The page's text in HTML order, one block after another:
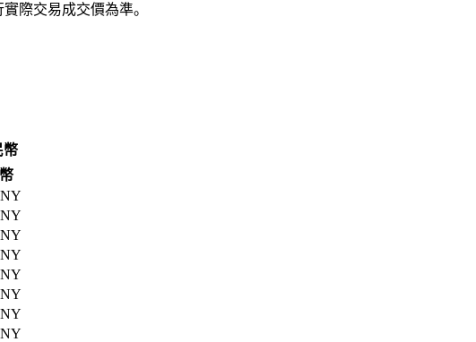
際交易成交價為準。
幣